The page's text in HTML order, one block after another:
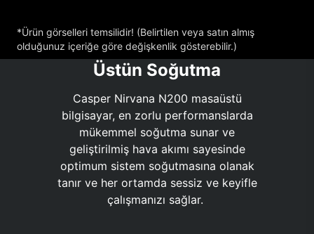
*Ürün görselleri temsilidir! (Belirtilen veya satın almış
olduğunuz içeriğe göre değişkenlik gösterebilir.)
Üstün Soğutma
Casper Nirvana N200 masaüstü
bilgisayar, en zorlu performanslarda
mükemmel soğutma sunar ve
geliştirilmiş hava akımı sayesinde
optimum sistem soğutmasına olanak
tanır ve her ortamda sessiz ve keyifle
çalışmanızı sağlar.